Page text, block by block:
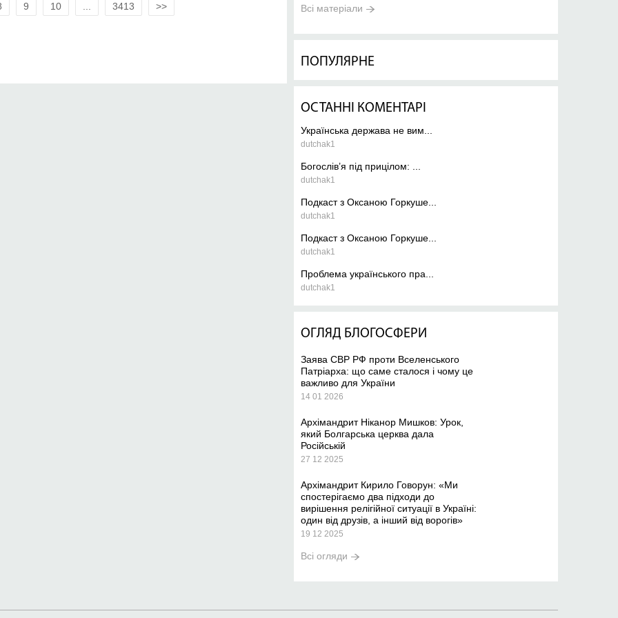
9 10 3413 >>
Всі матеріали
ПОПУЛЯРНЕ
ОСТАННІ КОМЕНТАРІ
Українська держава не вим...
dutchak1
Богослів’я під прицілом: ...
dutchak1
Подкаст з Оксаною Горкуше...
dutchak1
Подкаст з Оксаною Горкуше...
dutchak1
Проблема українського пра...
dutchak1
ОГЛЯД БЛОГОСФЕРИ
Заява СВР РФ проти Вселенського
Патріарха: що саме сталося і чому це
важливо для України
14 01 2026
Архімандрит Ніканор Мишков: Урок,
який Болгарська церква дала
Російській
27 12 2025
Архімандрит Кирило Говорун: «Ми
спостерігаємо два підходи до
вирішення релігійної ситуації в Україні:
один від друзів, а інший від ворогів»
19 12 2025
Всі огляди